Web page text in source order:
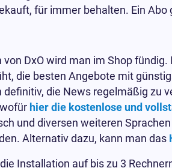
für immer behalten. Ein Abo
DxO wird man im Shop
die besten Angebote mit
die News regelmäßig zu
hier die kostenlose und
und diversen weiteren
Alternativ dazu, kann man das
Installation auf bis zu 3